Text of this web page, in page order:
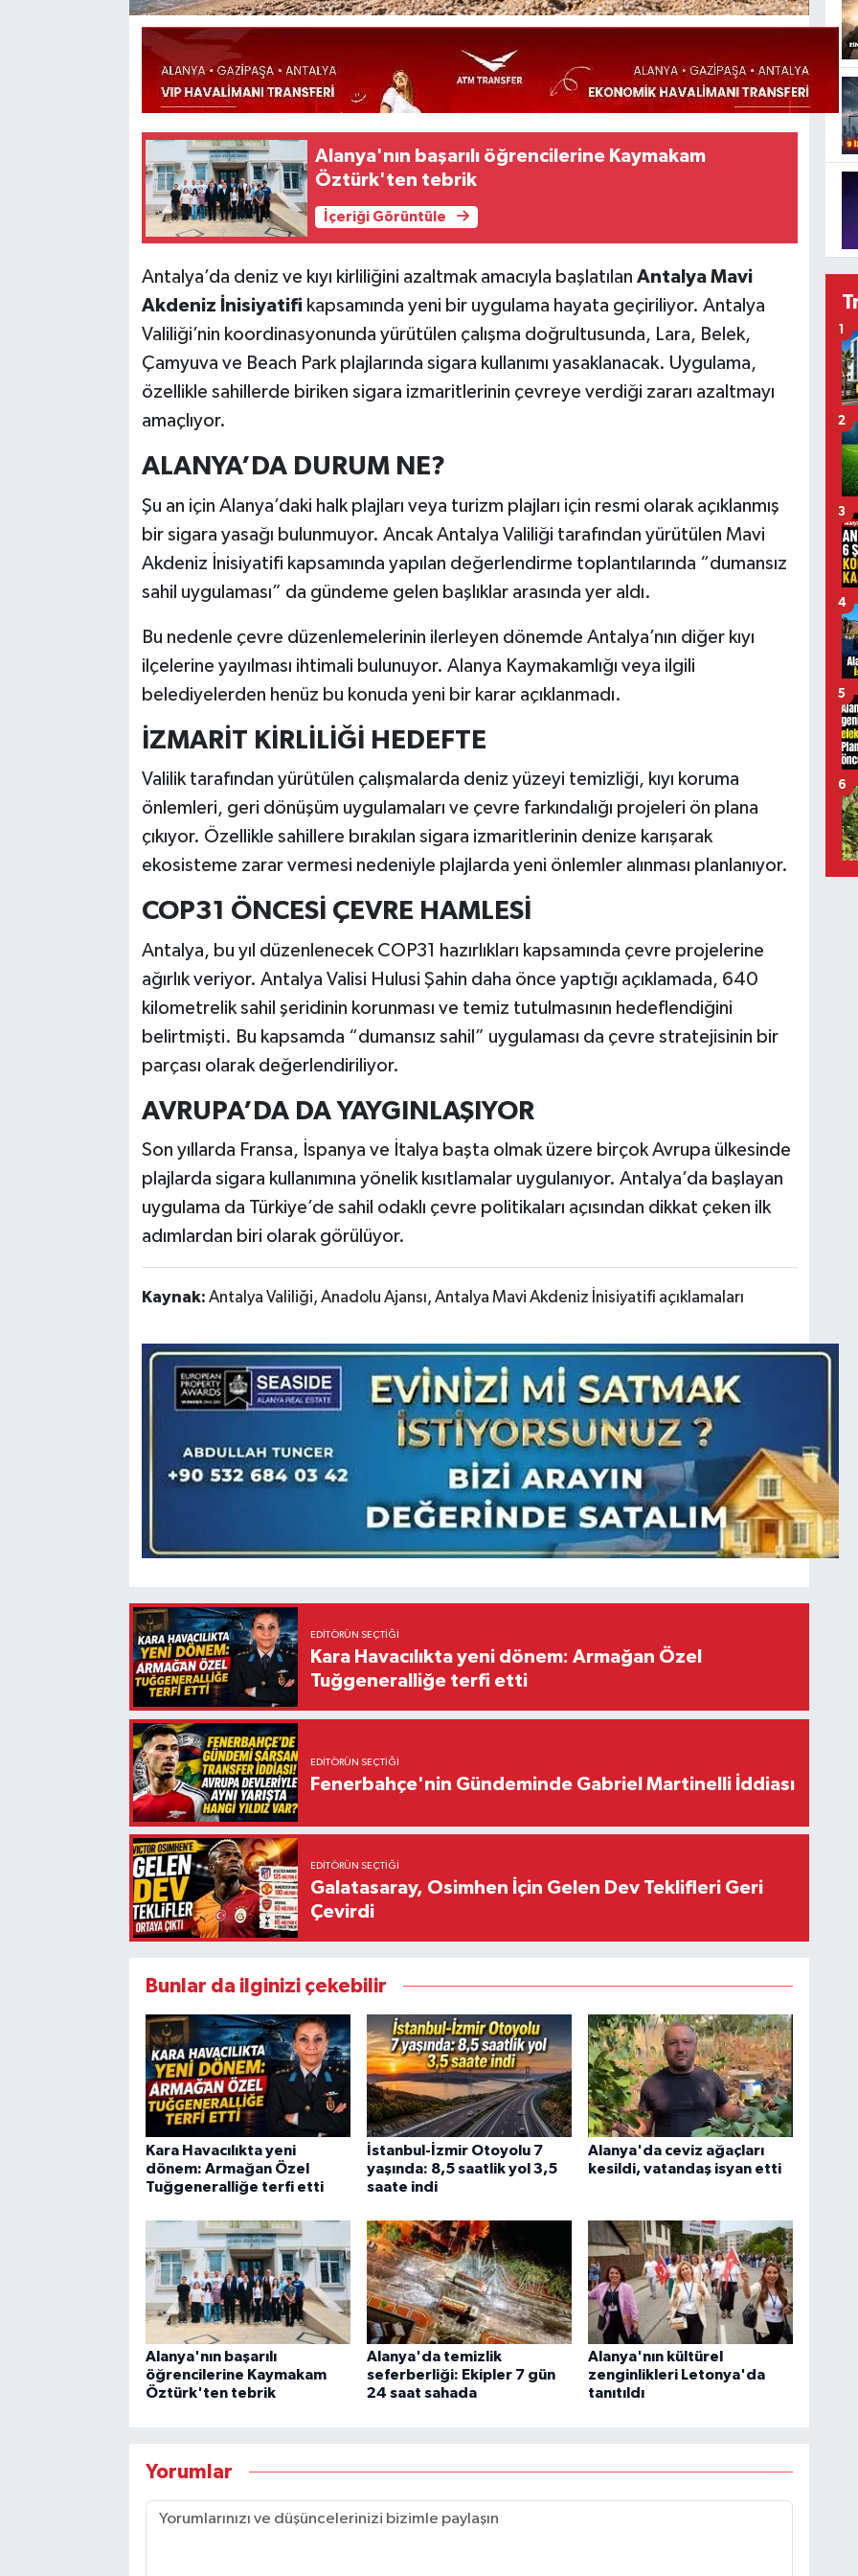
Alanya'nın başarılı öğrencilerine Kaymakam
Öztürk'ten tebrik
İçeriği Görüntüle
Antalya’da deniz ve kıyı kirliliğini azaltmak amacıyla başlatılan Antalya Mavi
Akdeniz İnisiyatifi kapsamında yeni bir uygulama hayata geçiriliyor. Antalya
Valiliği’nin koordinasyonunda yürütülen çalışma doğrultusunda, Lara, Belek,
Çamyuva ve Beach Park plajlarında sigara kullanımı yasaklanacak. Uygulama,
özellikle sahillerde biriken sigara izmaritlerinin çevreye verdiği zararı azaltmayı
amaçlıyor.
ALANYA’DA DURUM NE?
Şu an için Alanya’daki halk plajları veya turizm plajları için resmi olarak açıklanmış
bir sigara yasağı bulunmuyor. Ancak Antalya Valiliği tarafından yürütülen Mavi
Akdeniz İnisiyatifi kapsamında yapılan değerlendirme toplantılarında “dumansız
sahil uygulaması” da gündeme gelen başlıklar arasında yer aldı.
Bu nedenle çevre düzenlemelerinin ilerleyen dönemde Antalya’nın diğer kıyı
ilçelerine yayılması ihtimali bulunuyor. Alanya Kaymakamlığı veya ilgili
belediyelerden henüz bu konuda yeni bir karar açıklanmadı.
İZMARİT KİRLİLİĞİ HEDEFTE
Valilik tarafından yürütülen çalışmalarda deniz yüzeyi temizliği, kıyı koruma
önlemleri, geri dönüşüm uygulamaları ve çevre farkındalığı projeleri ön plana
çıkıyor. Özellikle sahillere bırakılan sigara izmaritlerinin denize karışarak
ekosisteme zarar vermesi nedeniyle plajlarda yeni önlemler alınması planlanıyor.
COP31 ÖNCESİ ÇEVRE HAMLESİ
Antalya, bu yıl düzenlenecek COP31 hazırlıkları kapsamında çevre projelerine
ağırlık veriyor. Antalya Valisi Hulusi Şahin daha önce yaptığı açıklamada, 640
kilometrelik sahil şeridinin korunması ve temiz tutulmasının hedeflendiğini
belirtmişti. Bu kapsamda “dumansız sahil” uygulaması da çevre stratejisinin bir
parçası olarak değerlendiriliyor.
AVRUPA’DA DA YAYGINLAŞIYOR
Son yıllarda Fransa, İspanya ve İtalya başta olmak üzere birçok Avrupa ülkesinde
plajlarda sigara kullanımına yönelik kısıtlamalar uygulanıyor. Antalya’da başlayan
uygulama da Türkiye’de sahil odaklı çevre politikaları açısından dikkat çeken ilk
adımlardan biri olarak görülüyor.
Kaynak: Antalya Valiliği, Anadolu Ajansı, Antalya Mavi Akdeniz İnisiyatifi açıklamaları
EDITÖRÜN SEÇTIĞI
Kara Havacılıkta yeni dönem: Armağan Özel
Tuğgeneralliğe terfi etti
EDITÖRÜN SEÇTIĞI
Fenerbahçe'nin Gündeminde Gabriel Martinelli İddiası
EDITÖRÜN SEÇTIĞI
Galatasaray, Osimhen İçin Gelen Dev Teklifleri Geri
Çevirdi
Bunlar da ilginizi çekebilir
Kara Havacılıkta yeni
dönem: Armağan Özel
Tuğgeneralliğe terfi etti
İstanbul-İzmir Otoyolu 7
yaşında: 8,5 saatlik yol 3,5
saate indi
Alanya'da ceviz ağaçları
kesildi, vatandaş isyan etti
Alanya'nın başarılı
öğrencilerine Kaymakam
Öztürk'ten tebrik
Alanya'da temizlik
seferberliği: Ekipler 7 gün
24 saat sahada
Alanya'nın kültürel
zenginlikleri Letonya'da
tanıtıldı
Yorumlar
1
2
3
4
5
6